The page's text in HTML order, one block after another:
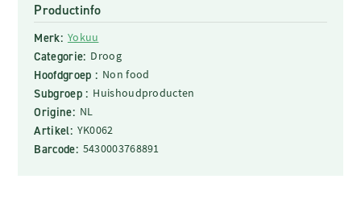
Productinfo
Merk: Yokuu
Categorie: Droog
Hoofdgroep : Non food
Subgroep : Huishoudproducten
Origine: NL
Artikel: YK0062
Barcode: 5430003768891